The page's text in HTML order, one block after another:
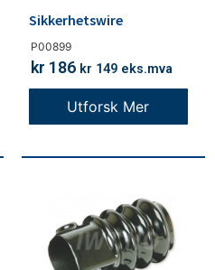
P00899
Sikkerhetswire
kr 186 kr 149 eks.mva
Utforsk Mer